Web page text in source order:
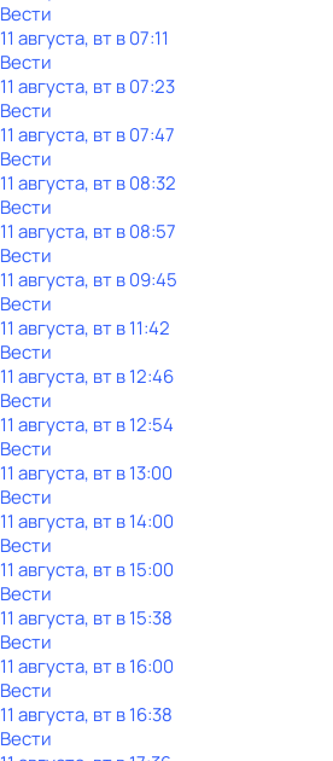
Вести
11 августа, вт в 07:11
Вести
11 августа, вт в 07:23
Вести
11 августа, вт в 07:47
Вести
11 августа, вт в 08:32
Вести
11 августа, вт в 08:57
Вести
11 августа, вт в 09:45
Вести
11 августа, вт в 11:42
Вести
11 августа, вт в 12:46
Вести
11 августа, вт в 12:54
Вести
11 августа, вт в 13:00
Вести
11 августа, вт в 14:00
Вести
11 августа, вт в 15:00
Вести
11 августа, вт в 15:38
Вести
11 августа, вт в 16:00
Вести
11 августа, вт в 16:38
Вести